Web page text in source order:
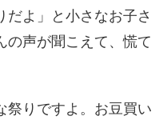
だよ」と小さなお子さ
の声が聞こえて、慌て
祭りですよ。お豆買い